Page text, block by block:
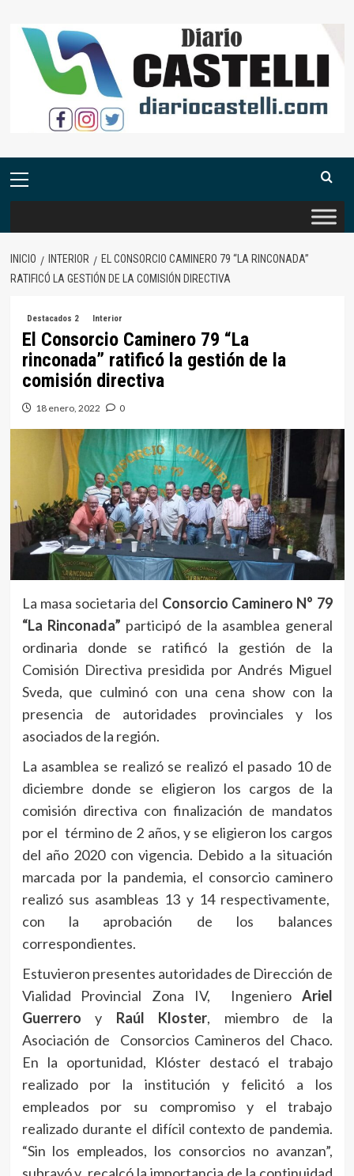
contenido
Menú
INICIO INTERIOR
EL CONSORCIO CAMINERO 79 “LA RINCONADA”
RATIFICÓ LA GESTIÓN DE LA COMISIÓN DIRECTIVA
Destacados 2 Interior
El Consorcio Caminero 79 “La
rinconada” ratificó la gestión de la
comisión directiva
18 enero, 2022 0
La masa societaria del Consorcio Caminero N° 79
“La Rinconada” participó de la asamblea general
ordinaria donde se ratificó la gestión de la
Comisión Directiva presidida por Andrés Miguel
Sveda, que culminó con una cena show con la
presencia de autoridades provinciales y los
asociados de la región.
La asamblea se realizó se realizó el pasado 10 de
diciembre donde se eligieron los cargos de la
comisión directiva con finalización de mandatos
por el término de 2 años, y se eligieron los cargos
del año 2020 con vigencia. Debido a la situación
marcada por la pandemia, el consorcio caminero
realizó sus asambleas 13 y 14 respectivamente,
con la aprobación de los balances
correspondientes.
Estuvieron presentes autoridades de Dirección de
Vialidad Provincial Zona IV, Ingeniero Ariel
Guerrero y Raúl Kloster, miembro de la
Asociación de Consorcios Camineros del Chaco.
En la oportunidad, Klóster destacó el trabajo
realizado por la institución y felicitó a los
empleados por su compromiso y el trabajo
realizado durante el difícil contexto de pandemia.
“Sin los empleados, los consorcios no avanzan”,